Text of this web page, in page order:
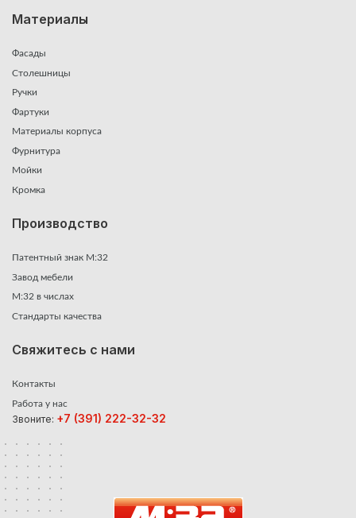
Материалы
Фасады
Столешницы
Ручки
Фартуки
Материалы корпуса
Фурнитура
Мойки
Кромка
Производство
Патентный знак М:32
Завод мебели
М:32 в числах
Стандарты качества
Свяжитесь с нами
Контакты
Работа у нас
Звоните: +7 (391) 222-32-32